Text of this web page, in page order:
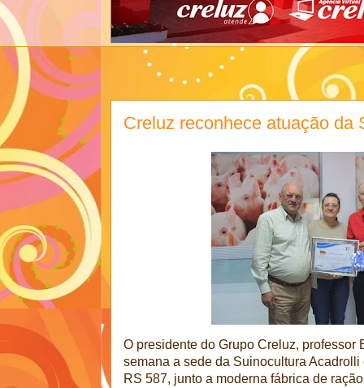
Creluz reconhece atuação da
O presidente do Grupo Creluz, professor
semana a sede da Suinocultura
RS 587, junto a moderna fábrica de